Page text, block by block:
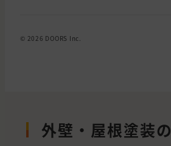
© 2026 DOORS Inc.
外壁・屋根塗装